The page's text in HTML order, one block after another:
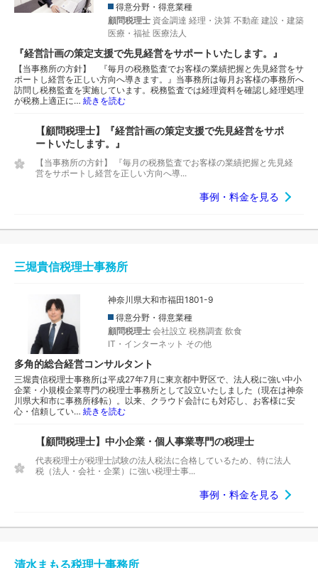
得意分野・得意業種
顧問税理士 資金調達 経理・決算 不動産 建設・建築
医療・福祉 医療法人
『経営計画の策定支援で先見経営をサポートいたします。』
【当事務所の方針】 『毎月の税務監査でお客様の業績把握と先見経営をサ
ポートし経営を正しい方向へ導きます。』当事務所は毎月お客様の事務所へ
訪問し税務監査を実施しています。税務監査では経理資料を確認し経理処理
が税務上適正に… 続きを読む
【顧問税理士】『経営計画の策定支援で先見経営をサポ
ートいたします。』
【当事務所の方針】 『毎月の税務監査でお客様の業績把握と先見経
営をサポートし経営を正しい方向へ導...
事例・料金を見る
三堀貴信税理士事務所
神奈川県大和市福田1801-9
得意分野・得意業種
顧問税理士 会社設立 税務調査 飲食
IT・インターネット その他
多角的総合経営コンサルタント
三堀貴信税理士事務所は平成27年7月に東京都中野区で、法人税に強い中小
企業・小規模企業専門の税理士事務所として設立いたしました（現在は神奈
川県大和市に事務所移転）。以来、クラウド会計にも対応し、お客様に安
心・信頼してい… 続きを読む
【顧問税理士】中小企業・個人事業専門の税理士
代表税理士が税理士試験の法人税法に合格しているため、特に法人
税（法人・会社・企業）に強い税理士事...
事例・料金を見る
清水まもる税理士事務所